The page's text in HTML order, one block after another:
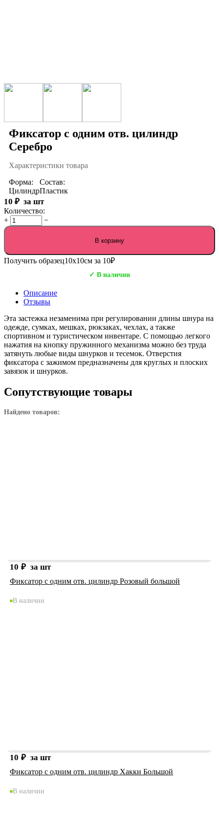
Фиксатор с одним отв. цилиндр
Серебро
Характеристики товара
Форма:
Цилиндр
Состав:
Пластик
10 ₽ за шт
Количество:
+
−
В корзину
Получить образец10х10см за 10₽
✓ В наличии
Описание
Отзывы
Эта застежка незаменима при регулировании длины шнура на
одежде, сумках, мешках, рюкзаках, чехлах, а также
спортивном и туристическом инвентаре. С помощью легкого
нажатия на кнопку пружинного механизма можно без труда
затянуть любые виды шнурков и тесемок. Отверстия
фиксатора с зажимом предназначены для круглых и плоских
завязок и шнурков.
Сопутствующие товары
Найдено товаров:
10 ₽ за шт
Фиксатор с одним отв. цилиндр Розовый большой
В наличии
10 ₽ за шт
Фиксатор с одним отв. цилиндр Хакки Большой
В наличии